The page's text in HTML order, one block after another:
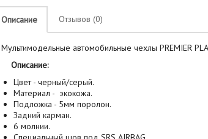
Описание Отзывов (0)
Мультимодельные автомобильные чехлы PREMIER
Описание:
Цвет - черный/серый.
Материал - экокожа.
Подложка - 5мм поролон.
Задний карман.
6 молнии.